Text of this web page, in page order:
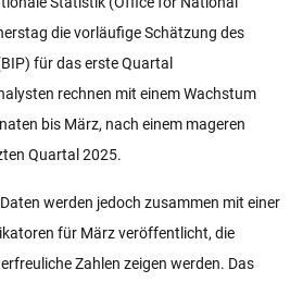
die vorläufige Schätzung des
für das erste Quartal
rechnen mit einem Wachstum
bis März, nach einem mageren
Quartal 2025.
werden jedoch zusammen mit einer
für März veröffentlicht, die
Zahlen zeigen werden. Das